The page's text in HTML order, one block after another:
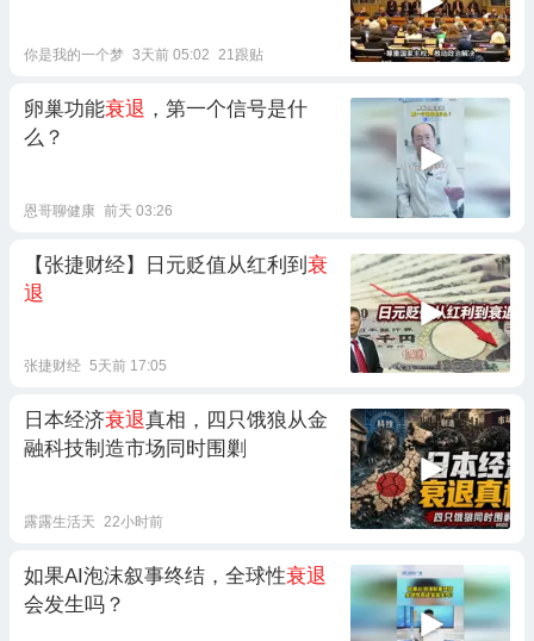
你是我的一个梦 3天前 05:02 21跟贴
卵巢功能衰退 ，第一个信号是什
么？
恩哥聊健康 前天 03:26
【张捷财经】日元贬值从红利到 衰
退
张捷财经 5天前 17:05
日本经济衰退真相，四只饿狼从金
融科技制造市场同时围剿
露露生活天 22小时前
如果AI泡沫叙事终结，全球性衰退
会发生吗？